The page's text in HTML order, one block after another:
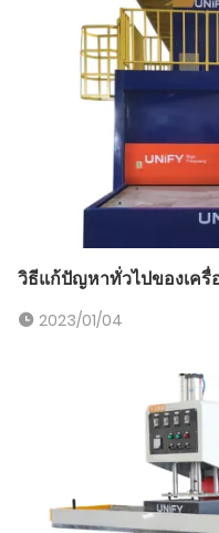
วิธีแก้ปัญหาทั่วไปของเค
2023/01/04